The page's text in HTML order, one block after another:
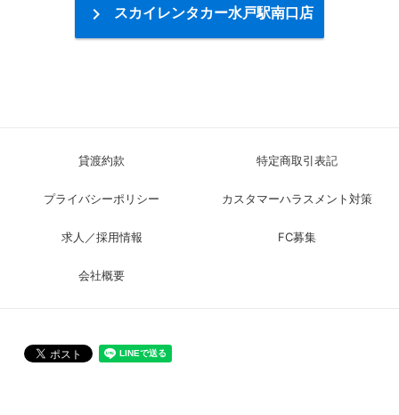
 スカイレンタカー水戸駅南口店
貸渡約款 特定商取引表記
プライバシーポリシー カスタマーハラスメント対策
求人／採用情報 FC募集
会社概要